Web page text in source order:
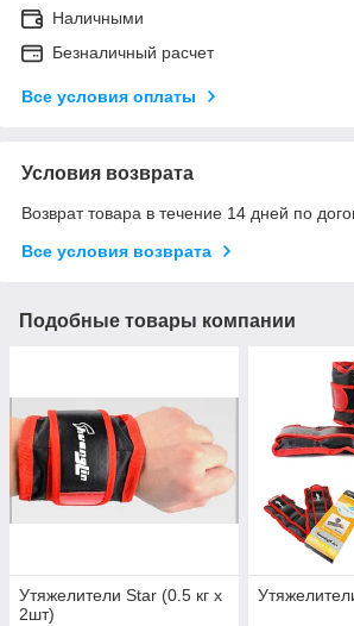
Наличными
Безналичный расчет
Все условия оплаты
Условия возврата
Возврат товара в течение 14 дней по
Все условия возврата
Подобные товары компании
Утяжелители Star (0.5 кг х
2шт)